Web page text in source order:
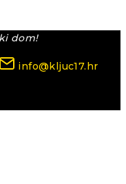
dom!
info@kljuc17.hr